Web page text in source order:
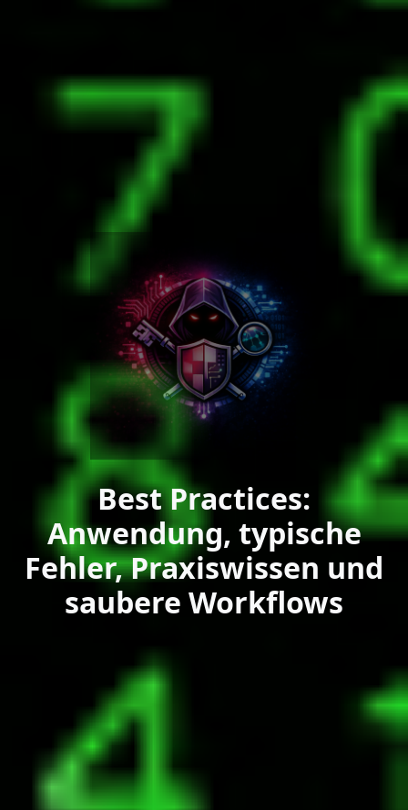
Best Practices:
Anwendung, typische
Fehler, Praxiswissen und
saubere Workflows